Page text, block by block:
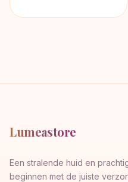
Lumeastore
Een stralende huid en
beginnen met de juiste